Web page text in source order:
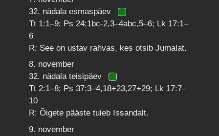
32. nädala esmaspäev
Tt 1:1–9; Ps 24:1bc-2,3–4abc,5–6; Lk 17:1–
6
R: See on ustav rahvas, kes otsib Jumalat.
8. november
32. nädala teisipäev
Tt 2:1–8; Ps 37:3–4,18+23,27+29; Lk 17:7–
10
R: Õigete pääste tuleb Issandalt.
9. november